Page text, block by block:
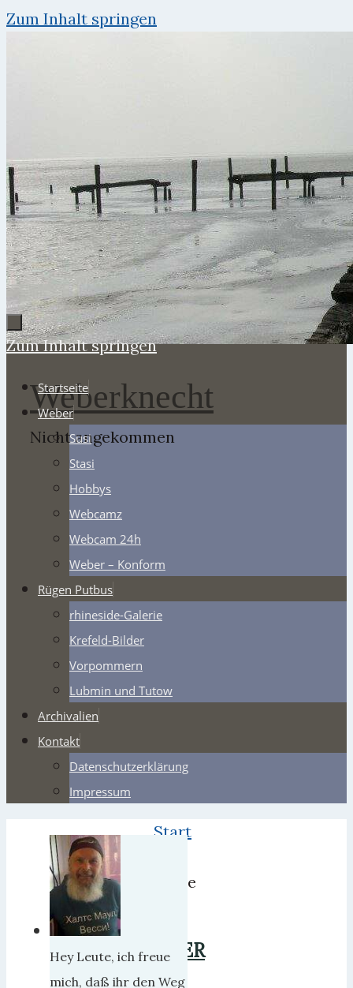
Zum Inhalt springen
Weberknecht
Nicht angekommen
Zum Inhalt springen
Startseite
Weber
Susi
Stasi
Hobbys
Webcamz
Webcam 24h
Weber – Konform
Rügen Putbus
rhineside-Galerie
Krefeld-Bilder
Vorpommern
Lubmin und Tutow
Archivalien
Kontakt
Datenschutzerklärung
Impressum
Start
(Seite
BER
Hey Leute, ich freue
mich, daß ihr den Weg